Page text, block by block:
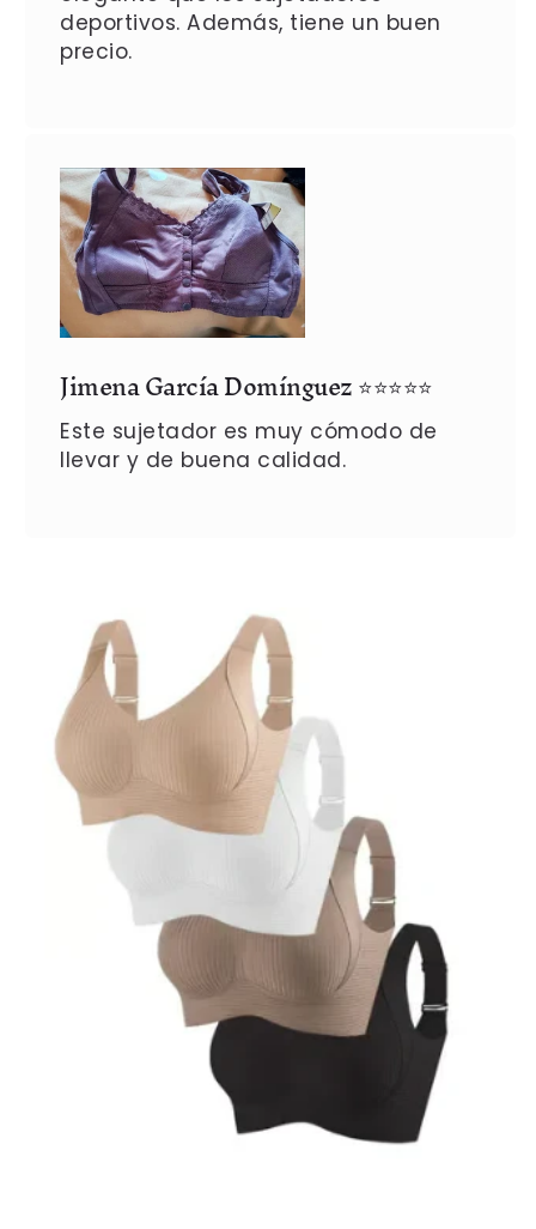
deportivos. Además, tiene un buen
precio.
Jimena García Domínguez⭐⭐⭐⭐⭐
Este sujetador es muy cómodo de
llevar y de buena calidad.